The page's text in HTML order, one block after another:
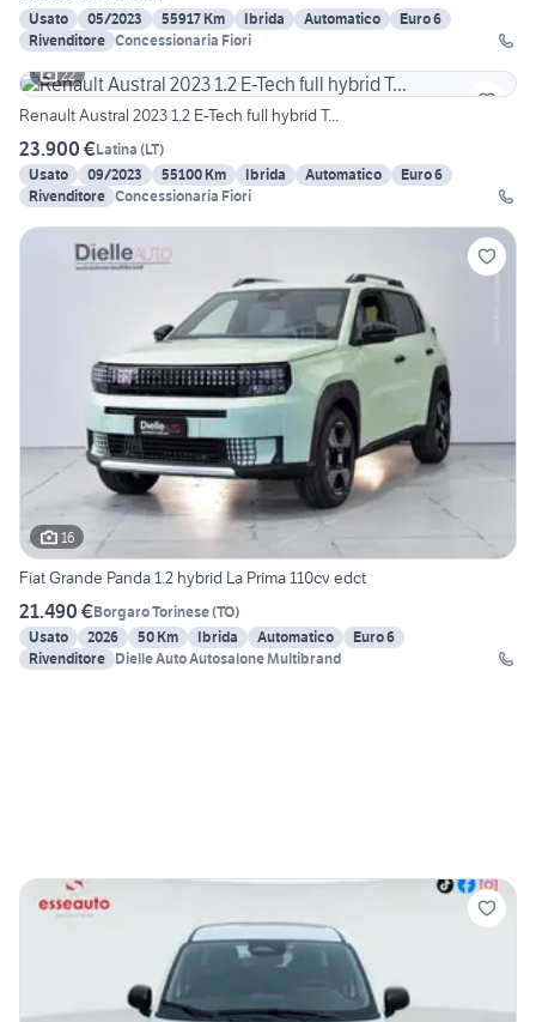
Usato
05/2023 55917 Km Ibrida Automatico
Euro 6
Rivenditore Concessionaria Fiori
22
Renault Austral 2023 1.2 E-Tech full hybrid T...
23.900 €Latina (LT)
Usato
09/2023 55100 Km Ibrida Automatico
Euro 6
Rivenditore Concessionaria Fiori
16
Fiat Grande Panda 1.2 hybrid La Prima 110cv edct
21.490 €Borgaro Torinese(TO)
Usato
2026 50 Km Ibrida Automatico
Euro 6
Rivenditore Dielle Auto Autosalone Multibrand